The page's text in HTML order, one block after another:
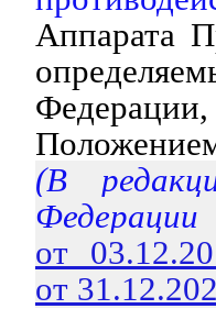
Аппарата
(В
от
от